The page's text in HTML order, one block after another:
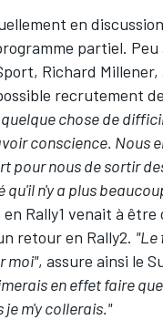
en
partiel.
Richard
recrutement
chose de
conscience. Nous
pour nous de sortir
n'y a plus
Rally1 venait à être
retour en Rally2. "Le
moi", assure ainsi le
en effet faire
je m'y collerais."